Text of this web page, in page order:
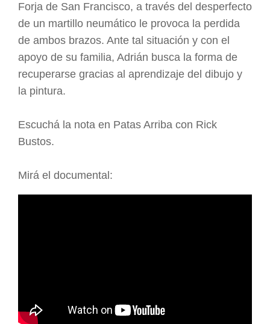
Forja de San Francisco, a través del desperfecto
de un martillo neumático le provoca la perdida
de ambos brazos. Ante tal situación y con el
apoyo de su familia, Adrián busca la forma de
recuperarse gracias al aprendizaje del dibujo y
la pintura.
Escuchá la nota en Patas Arriba con Rick
Bustos.
Mirá el documental: